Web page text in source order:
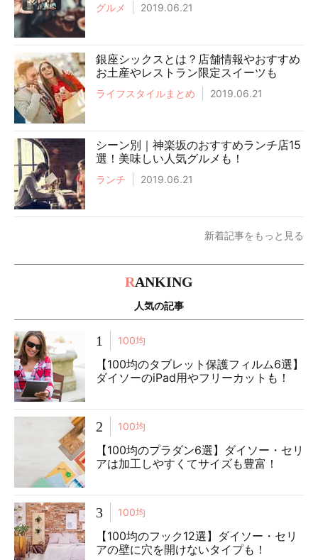
グルメ 2019.06.21
銀座シックスとは？店舗情報やおすすめ
お土産やレストラン限定スイーツも
ライフスタイルまとめ 2019.06.21
シーン別｜神楽坂のおすすめランチ店15
選！美味しい人気グルメも！
ランチ 2019.06.21
新着記事をもっと見る
RANKING
人気の記事
1 100均
【100均のタブレット保護フィルム6選】
ダイソーのiPad用やフリーカットも！
2 100均
【100均のプラダン6選】ダイソー・セリ
アは加工しやすくてサイズも豊富！
3 100均
【100均のフック12選】ダイソー・セリ
アの壁に穴を開けないタイプも！